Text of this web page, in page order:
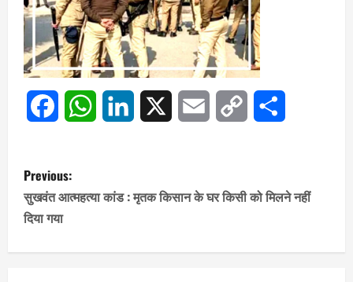
FacebookWhatsAppLinkedIn Email
Copy
P
o
s
Previous:
सुखवंत आत्महत्या कांड : मृतक किसान के घर किसी को मिलने नहीं
दिया गया